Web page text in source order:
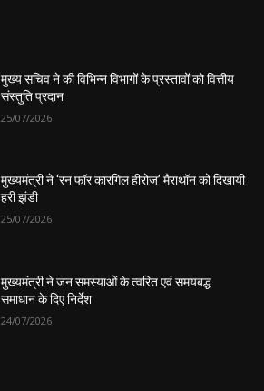
मुख्य सचिव ने की विभिन्न विभागों के प्रस्तावों को वित्तीय
संस्तुति प्रदान
25/07/2026
मुख्यमंत्री ने ‘रन फॉर कारगिल हीरोज’ मैराथॉन को दिखायी
हरी झंडी
25/07/2026
मुख्यमंत्री ने जन समस्याओं के त्वरित एवं समयबद्ध
समाधान के दिए निर्देश
24/07/2026